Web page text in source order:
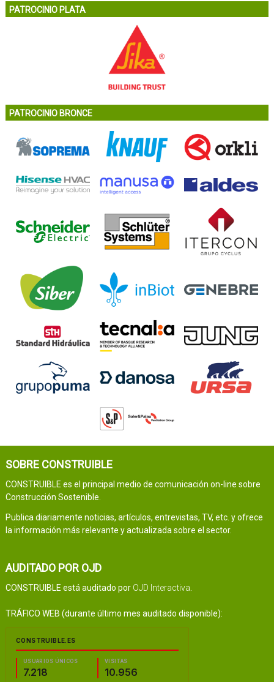
PATROCINIO PLATA
PATROCINIO BRONCE
SOBRE CONSTRUIBLE
CONSTRUIBLE es el principal medio de comunicación on-line sobre
Construcción Sostenible.
Publica diariamente noticias, artículos, entrevistas, TV, etc. y ofrece
la información más relevante y actualizada sobre el sector.
AUDITADO POR OJD
CONSTRUIBLE está auditado por OJD Interactiva.
TRÁFICO WEB (durante último mes auditado disponible):